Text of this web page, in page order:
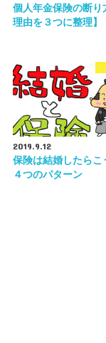
個人年金保険の断り
理由を３つに整理】
2019.9.12
保険は結婚したらこ
４つのパターン